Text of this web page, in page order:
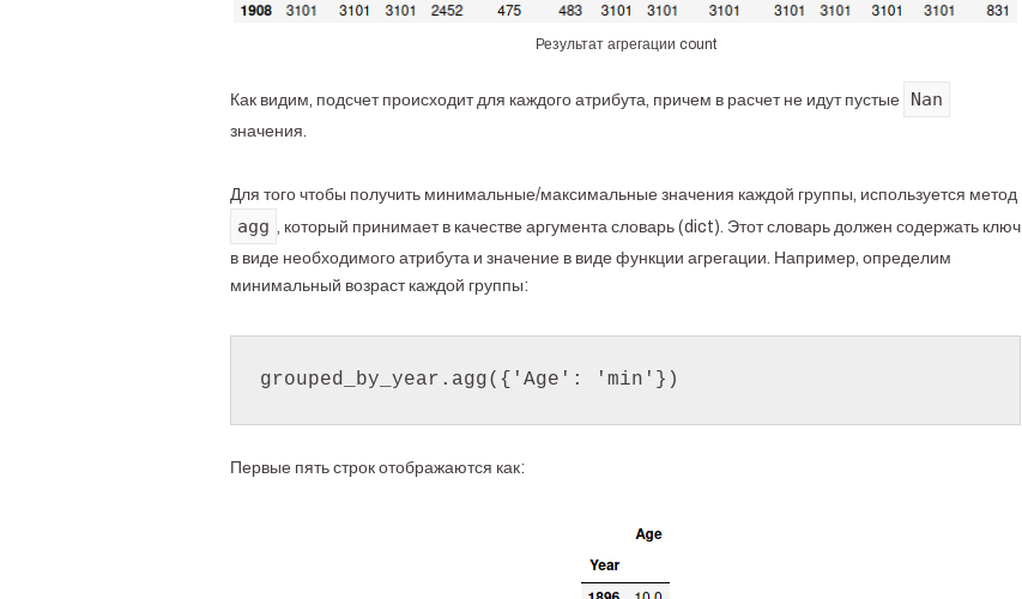
Результат агрегации count
Как видим, подсчет происходит для каждого атрибута, причем в расчет не идут пустые Nan
значения.
Для того чтобы получить минимальные/максимальные значения каждой группы, используется метод
agg , который принимает в качестве аргумента словарь (dict). Этот словарь должен содержать ключ
в виде необходимого атрибута и значение в виде функции агрегации. Например, определим
минимальный возраст каждой группы:
Первые пять строк отображаются как: